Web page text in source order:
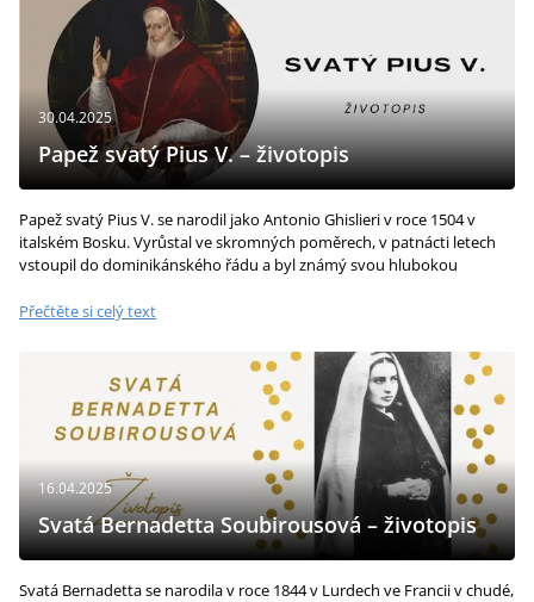
30.04.2025
Papež svatý Pius V. – životopis
Papež svatý Pius V. se narodil jako Antonio Ghislieri v roce 1504 v
italském Bosku. Vyrůstal ve skromných poměrech, v patnácti letech
vstoupil do dominikánského řádu a byl známý svou hlubokou
Přečtěte si celý text
16.04.2025
Svatá Bernadetta Soubirousová – životopis
Svatá Bernadetta se narodila v roce 1844 v Lurdech ve Francii v chudé,